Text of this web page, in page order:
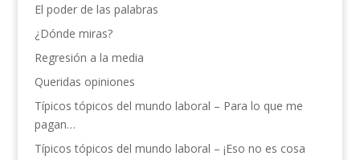
El poder de las palabras
¿Dónde miras?
Regresión a la media
Queridas opiniones
Típicos tópicos del mundo laboral – Para lo que me
pagan…
Típicos tópicos del mundo laboral – ¡Eso no es cosa